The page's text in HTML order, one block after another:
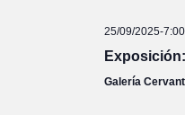
25/09/2025-
Galería